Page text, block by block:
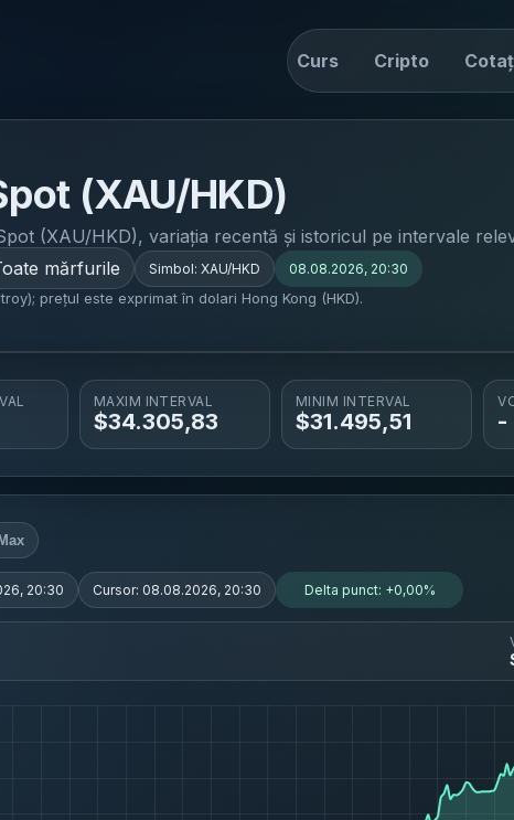
Curs Cripto
(XAU/HKD)
(XAU/HKD), variația recentă și istoricul pe intervale
mărfurile Simbol: XAU/HKD 08.08.2026, 20:30
prețul este exprimat în dolari Hong Kong (HKD).
MAXIM INTERVAL
$34.305,83
MINIM INTERVAL
$31.495,51 -
Max
20:30 Cursor: 08.08.2026, 20:30 Delta punct: +0,00%